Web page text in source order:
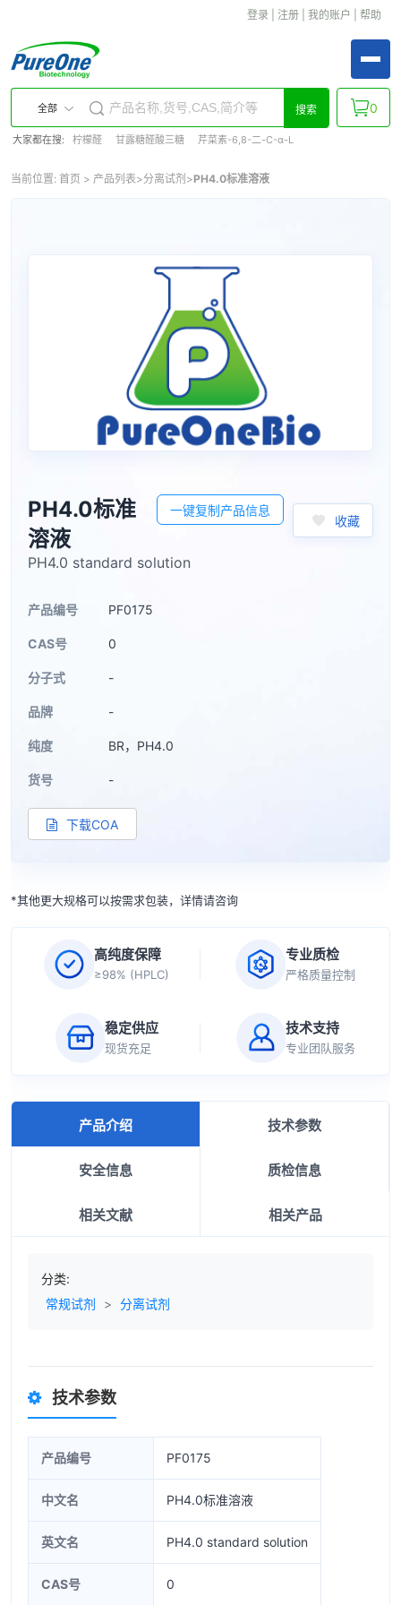
登录 注册 我的账户 帮助
全部 搜索
大家都在搜: 柠檬醛 甘露糖醛酸三糖 芹菜素-6,8-二-C-α-L
0
当前位置: 首页 > 产品列表>分离试剂 >PH4.0标准溶液
PH4.0标准
溶液
一键复制产品信息
收藏
PH4.0 standard solution
产品编号 PF0175
CAS号 0
分子式 -
品牌 -
纯度 BR，PH4.0
货号 -
下载COA
*其他更大规格可以按需求包装，详情请咨询
高纯度保障
≥98% (HPLC)
专业质检
严格质量控制
稳定供应
现货充足
技术支持
专业团队服务
产品介绍 技术参数
安全信息 质检信息
相关文献 相关产品
分类:
常规试剂
> 分离试剂
技术参数
产品编号 PF0175
中文名 PH4.0标准溶液
英文名 PH4.0 standard solution
CAS号 0